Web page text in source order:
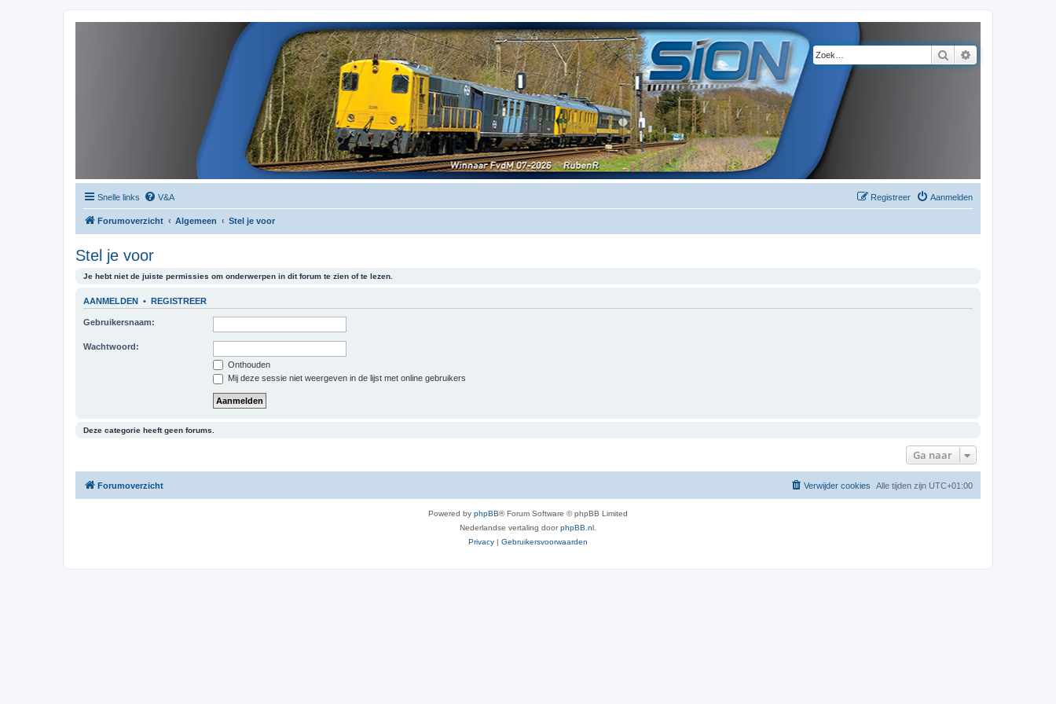
Zoek
Snelle links V&A Aanmelden
Registreer
Forumoverzicht Algemeen Stel je voor
Stel je voor
Je hebt niet de juiste permissies om onderwerpen in dit forum te zien of te lezen.
AANMELDEN • REGISTREER
Gebruikersnaam:
Wachtwoord:
Onthouden
Mij deze sessie niet weergeven in de lijst met online gebruikers
Deze categorie heeft geen forums.
Ga naar
Forumoverzicht Alle tijden zijn UTC+01:00
Verwijder cookies
Powered by phpBB® Forum Software © phpBB Limited
Nederlandse vertaling doorphpBB.nl
Privacy | Gebruikersvoorwaarden